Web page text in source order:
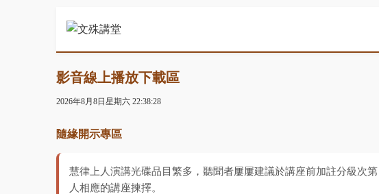
影音線上播放下載區
2026年8月8日星期六 22:38:29
隨緣開示專區
慧律上人演講光碟品目繁多，聽聞者屢屢建議於講座前加註分級次
人相應的講座揀擇。